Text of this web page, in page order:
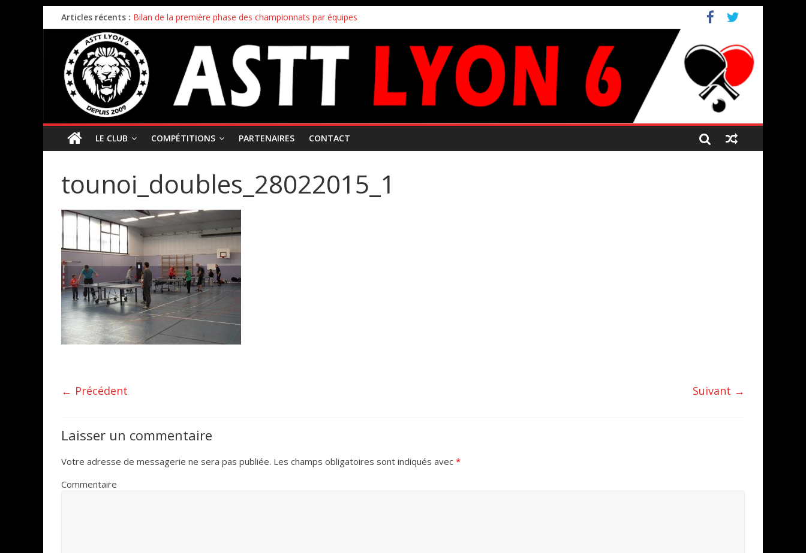
Articles récents : Bilan de la première phase des championnats par équipes
Bilan de fin de saison pour nos équipes
Inscriptions 2026/2027 – c’est parti !
Stage enfants été 2026 – ouvertures inscriptions aux joueurs non licenciés au club
Championnat par équipes – 21/22 Mars 2026
LE CLUB COMPÉTITIONS PARTENAIRES CONTACT
tounoi_doubles_28022015_1
← Précédent Suivant →
Laisser un commentaire
Votre adresse de messagerie ne sera pas publiée. Les champs obligatoires sont indiqués avec *
Commentaire